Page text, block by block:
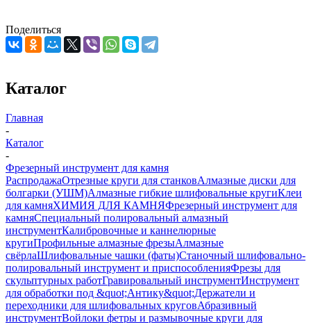
Поделиться
Каталог
Главная
-
Каталог
-
Фрезерный инструмент для камня
РаспродажаОтрезные круги для станковАлмазные диски для
болгарки (УШМ)Алмазные гибкие шлифовальные кругиКлеи
для камняХИМИЯ ДЛЯ КАМНЯФрезерный инструмент для
камняСпециальный полировальный алмазный
инструментКалибровочные и каннелюрные
кругиПрофильные алмазные фрезыАлмазные
свёрлаШлифовальные чашки (фаты)Станочный шлифовально-
полировальный инструмент и приспособленияФрезы для
скульптурных работГравировальный инструментИнструмент
для обработки под &quot;Антику&quot;Держатели и
переходники для шлифовальных круговАбразивный
инструментВойлоки фетры и размывочные круги для